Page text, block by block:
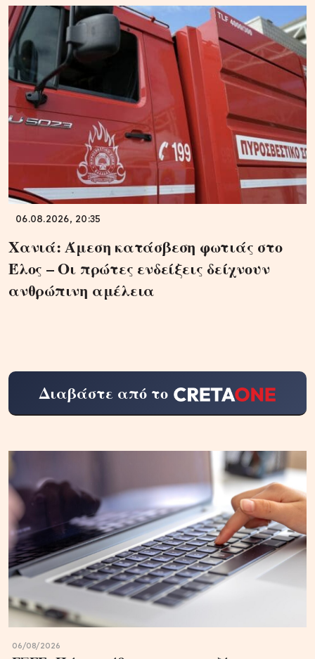
06.08.2026, 20:35
Χανιά: Άμεση κατάσβεση φωτιάς στο
Έλος – Οι πρώτες ενδείξεις δείχνουν
ανθρώπινη αμέλεια
Διαβάστε από το
06/08/2026